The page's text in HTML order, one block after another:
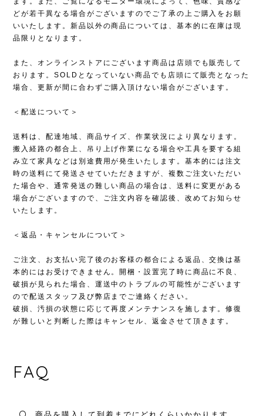
どが若干異なる場合がございますのでご了承の上ご購入をお願
いいたします。新品以外の商品については、基本的に在庫は現
品限りとなります。
また、オンラインストアにございます商品は店頭でも販売して
おります。SOLDとなっていない商品でも店頭にて販売となった
場合、更新が間に合わずご購入頂けない場合がございます。
＜配送について＞
送料は、配達地域、商品サイズ、作業状況により異なります。
搬入経路の都合上、吊り上げ作業になる場合や工具を要する組
み立て家具などは別途費用が発生いたします。基本的には注文
時の送料にて発送させていただきますが、複数ご注文いただい
た場合や、通常発送の難しい商品の場合は、送料に変更がある
場合がございますので、ご注文内容を確認後、改めてお知らせ
いたします。
＜返品・キャンセルについて＞
ご注文、お支払い完了後のお客様の都合による返品、交換は基
本的にはお受けできません。開梱・設置完了時に商品に不良、
破損が見られた場合、運送中のトラブルの可能性がございます
ので配送スタッフ及び弊店までご連絡ください。
破損、汚損の状態に応じて再度メンテナンスを施します。修復
が難しいと判断した際はキャンセル、返金させて頂きます。
FAQ